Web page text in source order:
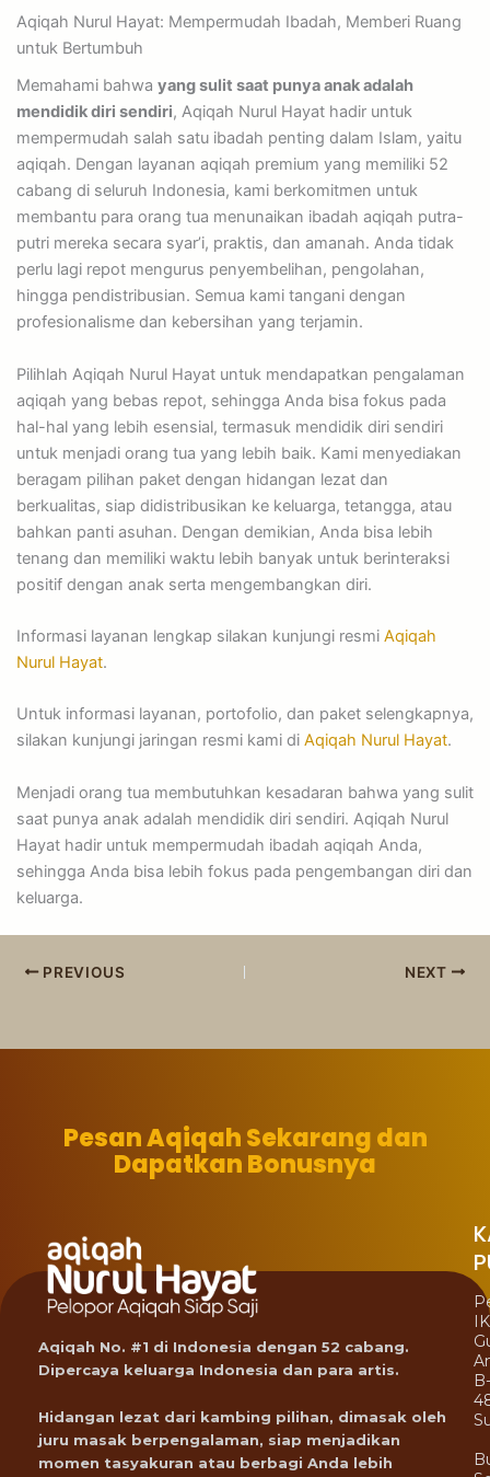
Aqiqah Nurul Hayat: Mempermudah Ibadah, Memberi Ruang
untuk Bertumbuh
Memahami bahwa yang sulit saat punya anak adalah
mendidik diri sendiri, Aqiqah Nurul Hayat hadir untuk
mempermudah salah satu ibadah penting dalam Islam, yaitu
aqiqah. Dengan layanan aqiqah premium yang memiliki 52
cabang di seluruh Indonesia, kami berkomitmen untuk
membantu para orang tua menunaikan ibadah aqiqah putra-
putri mereka secara syar’i, praktis, dan amanah. Anda tidak
perlu lagi repot mengurus penyembelihan, pengolahan,
hingga pendistribusian. Semua kami tangani dengan
profesionalisme dan kebersihan yang terjamin.
Pilihlah Aqiqah Nurul Hayat untuk mendapatkan pengalaman
aqiqah yang bebas repot, sehingga Anda bisa fokus pada
hal-hal yang lebih esensial, termasuk mendidik diri sendiri
untuk menjadi orang tua yang lebih baik. Kami menyediakan
beragam pilihan paket dengan hidangan lezat dan
berkualitas, siap didistribusikan ke keluarga, tetangga, atau
bahkan panti asuhan. Dengan demikian, Anda bisa lebih
tenang dan memiliki waktu lebih banyak untuk berinteraksi
positif dengan anak serta mengembangkan diri.
Informasi layanan lengkap silakan kunjungi resmi Aqiqah
Nurul Hayat.
Untuk informasi layanan, portofolio, dan paket selengkapnya,
silakan kunjungi jaringan resmi kami di Aqiqah Nurul Hayat.
Menjadi orang tua membutuhkan kesadaran bahwa yang sulit
saat punya anak adalah mendidik diri sendiri. Aqiqah Nurul
Hayat hadir untuk mempermudah ibadah aqiqah Anda,
sehingga Anda bisa lebih fokus pada pengembangan diri dan
keluarga.
PREVIOUS NEXT
Pesan Aqiqah Sekarang dan
Dapatkan Bonusnya
Aqiqah No. #1 di Indonesia dengan 52 cabang.
Dipercaya keluarga Indonesia dan para artis.
Hidangan lezat dari kambing pilihan, dimasak oleh
juru masak berpengalaman, siap menjadikan
momen tasyakuran atau berbagi Anda lebih
B-